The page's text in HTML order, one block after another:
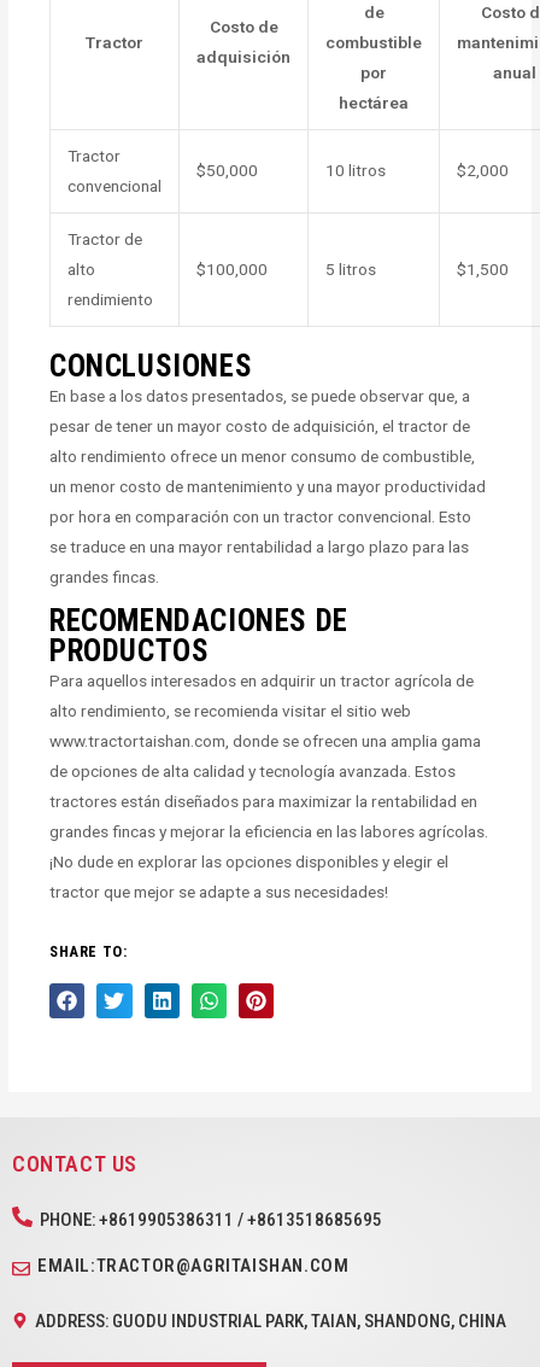
Tractor
Costo de
adquisición
de
combustible
por
hectárea
Costo
anual
Tractor
convencional
$50,000 10 litros $2,000
Tractor de
alto
rendimiento
$100,000 5 litros $1,500
CONCLUSIONES
En base a los datos presentados, se puede observar que, a
pesar de tener un mayor costo de adquisición, el tractor de
alto rendimiento ofrece un menor consumo de combustible,
un menor costo de mantenimiento y una mayor productividad
por hora en comparación con un tractor convencional. Esto
se traduce en una mayor rentabilidad a largo plazo para las
grandes fincas.
RECOMENDACIONES DE
PRODUCTOS
Para aquellos interesados en adquirir un tractor agrícola de
alto rendimiento, se recomienda visitar el sitio web
www.tractortaishan.com, donde se ofrecen una amplia gama
de opciones de alta calidad y tecnología avanzada. Estos
tractores están diseñados para maximizar la rentabilidad en
grandes fincas y mejorar la eficiencia en las labores agrícolas.
¡No dude en explorar las opciones disponibles y elegir el
tractor que mejor se adapte a sus necesidades!
SHARE TO:
CONTACT US
PHONE: +8619905386311 / +8613518685695
EMAIL:TRACTOR@AGRITAISHAN.COM
ADDRESS: GUODU INDUSTRIAL PARK, TAIAN, SHANDONG, CHINA